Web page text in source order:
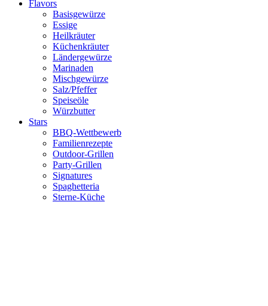
Flavors
Basisgewürze
Essige
Heilkräuter
Küchenkräuter
Ländergewürze
Marinaden
Mischgewürze
Salz/Pfeffer
Speiseöle
Würzbutter
Stars
BBQ-Wettbewerb
Familienrezepte
Outdoor-Grillen
Party-Grillen
Signatures
Spaghetteria
Sterne-Küche